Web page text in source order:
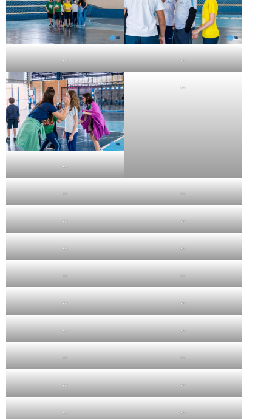
… …
…
…
… …
… …
… …
… …
… …
… …
… …
… …
… …